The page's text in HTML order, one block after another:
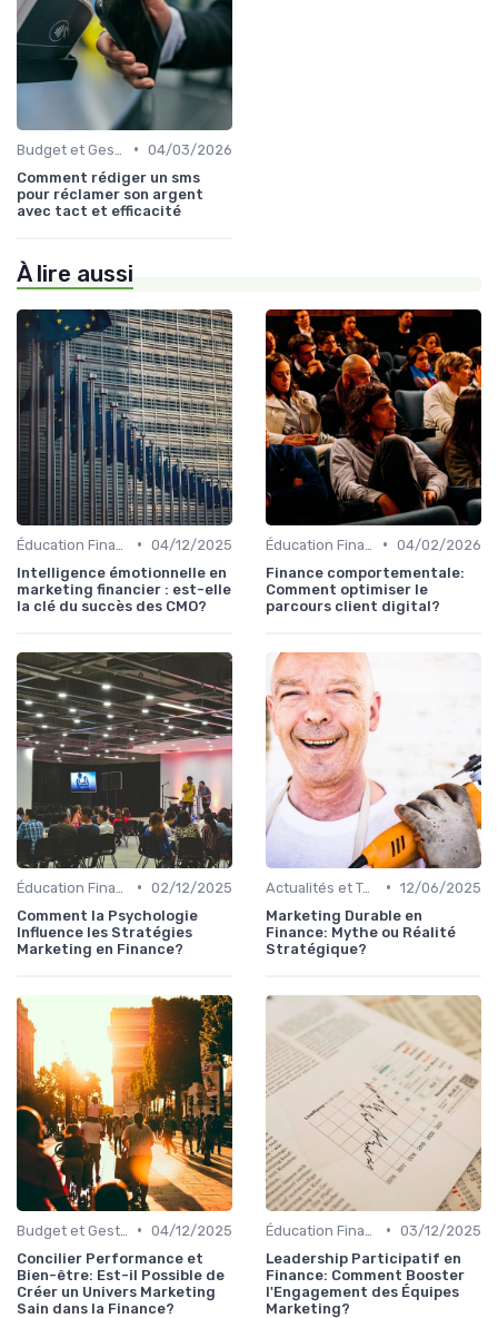
• 04/03/2026
Comment rédiger un sms
pour réclamer son argent
avec tact et efficacité
À lire aussi
• 04/12/2025
Intelligence émotionnelle en
marketing financier : est-elle
la clé du succès des CMO?
• 04/02/2026
Finance comportementale:
Comment optimiser le
parcours client digital?
• 02/12/2025
Comment la Psychologie
Influence les Stratégies
Marketing en Finance?
Actualités et Tendances Économiques • 12/06/2025
Marketing Durable en
Finance: Mythe ou Réalité
Stratégique?
• 04/12/2025
Concilier Performance et
Bien-être: Est-il Possible de
Créer un Univers Marketing
Sain dans la Finance?
• 03/12/2025
Leadership Participatif en
Finance: Comment Booster
l'Engagement des Équipes
Marketing?